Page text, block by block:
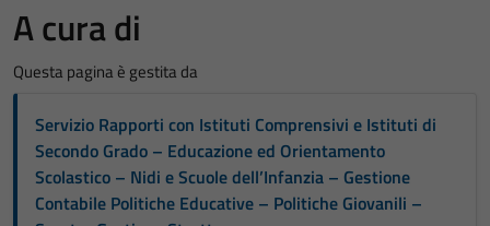
A cura di
Questa pagina è gestita da
Servizio Rapporti con Istituti Comprensivi e Istituti di
Secondo Grado – Educazione ed Orientamento
Scolastico – Nidi e Scuole dell’Infanzia – Gestione
Contabile Politiche Educative – Politiche Giovanili –